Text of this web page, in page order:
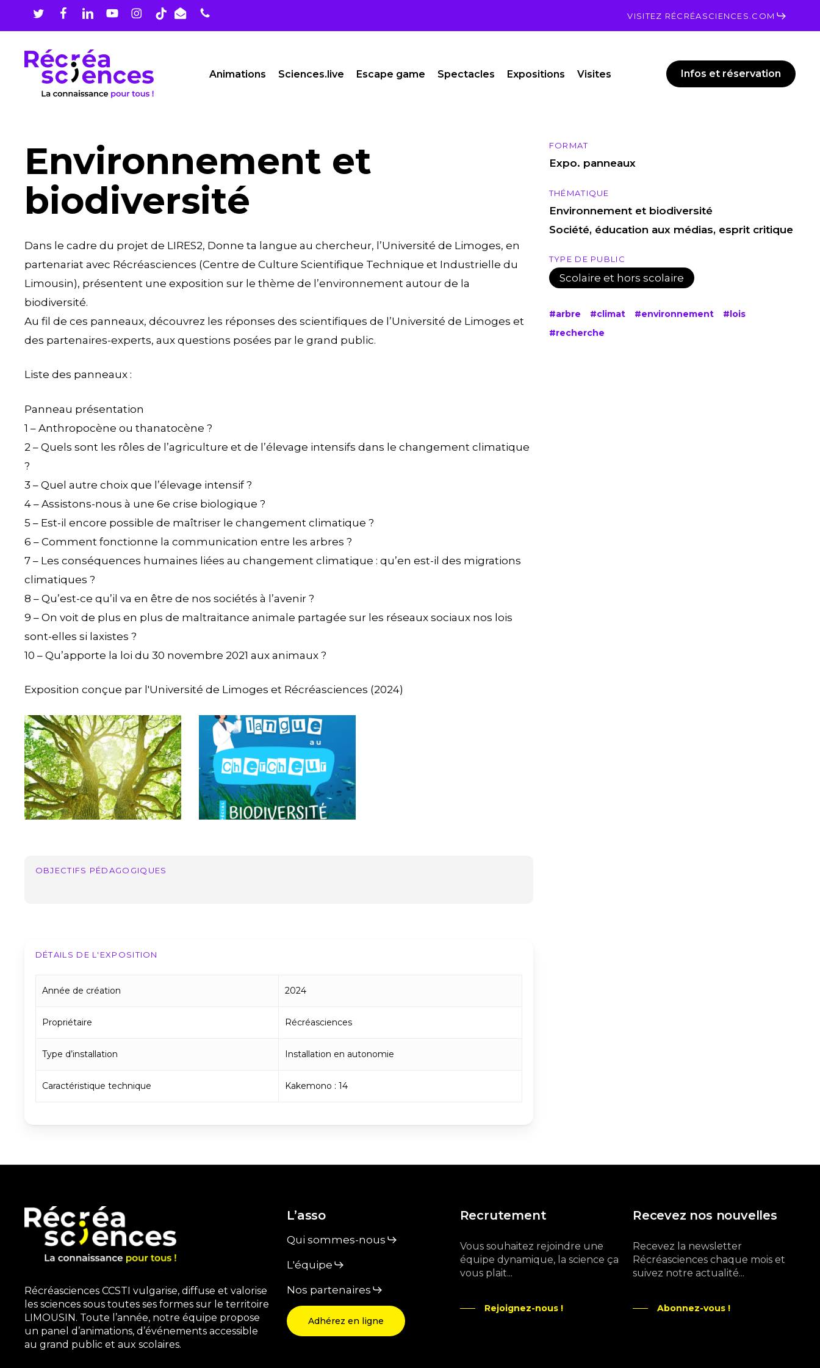
content
VISITEZ RÉCRÉASCIENCES.COM
Animations Sciences.live Escape game Spectacles Expositions Visites Infos et réservation
Environnement et
biodiversité
Dans le cadre du projet de LIRES2, Donne ta langue au chercheur, l’Université de Limoges, en
partenariat avec Récréasciences (Centre de Culture Scientifique Technique et Industrielle du
Limousin), présentent une exposition sur le thème de l’environnement autour de la
biodiversité.
Au fil de ces panneaux, découvrez les réponses des scientifiques de l’Université de Limoges et
des partenaires-experts, aux questions posées par le grand public.
Liste des panneaux :
Panneau présentation
1 – Anthropocène ou thanatocène ?
2 – Quels sont les rôles de l’agriculture et de l’élevage intensifs dans le changement climatique
?
3 – Quel autre choix que l’élevage intensif ?
4 – Assistons-nous à une 6e crise biologique ?
5 – Est-il encore possible de maîtriser le changement climatique ?
6 – Comment fonctionne la communication entre les arbres ?
7 – Les conséquences humaines liées au changement climatique : qu’en est-il des migrations
climatiques ?
8 – Qu’est-ce qu’il va en être de nos sociétés à l’avenir ?
9 – On voit de plus en plus de maltraitance animale partagée sur les réseaux sociaux nos lois
sont-elles si laxistes ?
10 – Qu’apporte la loi du 30 novembre 2021 aux animaux ?
Exposition conçue par l'Université de Limoges et Récréasciences (2024)
enviornnement
biodiversite
expo
Expo-
Environnement-
DTLAC-
Biodiversite
OBJECTIFS PÉDAGOGIQUES
DÉTAILS DE L'EXPOSITION
Année de création 2024
Propriétaire Récréasciences
Type d’installation Installation en autonomie
Caractéristique technique Kakemono : 14
FORMAT
Expo. panneaux
THÉMATIQUE
Environnement et biodiversité
Société, éducation aux médias, esprit critique
TYPE DE PUBLIC
Scolaire et hors scolaire
#arbre #climat #environnement
#lois
#recherche
Récréasciences CCSTI vulgarise, diffuse et valorise
les sciences sous toutes ses formes sur le territoire
LIMOUSIN. Toute l’année, notre équipe propose
un panel d’animations, d’événements accessible
au grand public et aux scolaires.
L’asso
Qui sommes-nous
L'équipe
Nos partenaires
Adhérez en ligne
Recrutement
Vous souhaitez rejoindre une
équipe dynamique, la science ça
vous plait...
Rejoignez-nous !
Recevez nos nouvelles
Recevez la newsletter
Récréasciences chaque mois et
suivez notre actualité...
Abonnez-vous !